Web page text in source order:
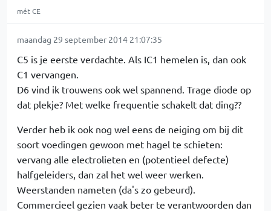
mét CE
maandag 29 september 2014 21:07:35
C5 is je eerste verdachte. Als IC1 hemelen is, dan ook
C1 vervangen.
D6 vind ik trouwens ook wel spannend. Trage diode op
dat plekje? Met welke frequentie schakelt dat ding??
Verder heb ik ook nog wel eens de neiging om bij dit
soort voedingen gewoon met hagel te schieten:
vervang alle electrolieten en (potentieel defecte)
halfgeleiders, dan zal het wel weer werken.
Weerstanden nameten (da's zo gebeurd).
Commercieel gezien vaak beter te verantwoorden dan